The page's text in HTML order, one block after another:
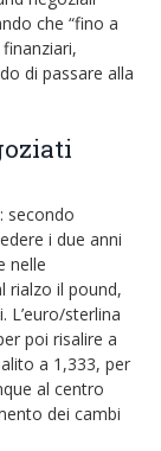
che “fino a
di passare alla
secondo
i due anni
nelle
rialzo il pound,
L’euro/sterlina
poi risalire a
a 1,333, per
al centro
dei cambi